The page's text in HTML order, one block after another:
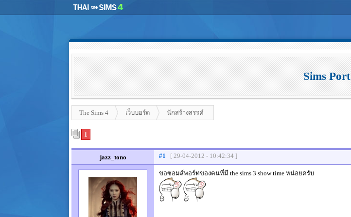
Sims Port
The Sims 4 เว็บบอร์ด นักสร้างสรรค์
1
jazz_tono #1 [ 29-04-2012 - 10:42:34 ]
ขอซอมส์พอร์ทของคนที่มี the sims 3 show time หน่อยครับ